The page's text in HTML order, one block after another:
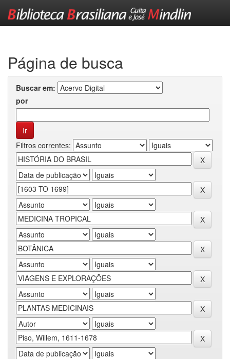
Página de busca
Buscar em:
por
Filtros correntes: